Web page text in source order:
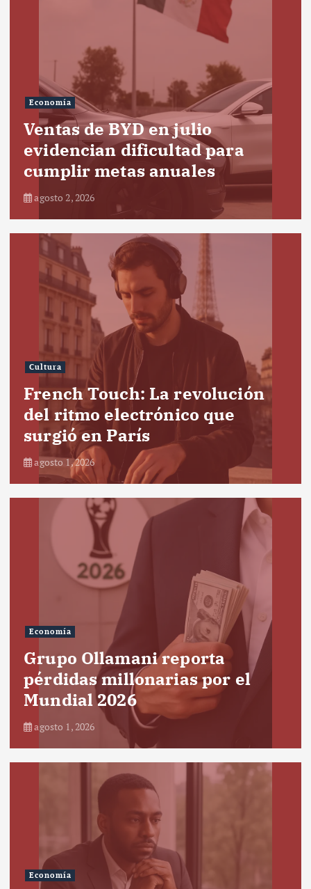
Economía
Ventas de BYD en julio
evidencian dificultad para
cumplir metas anuales
agosto 2, 2026
Cultura
French Touch: La revolución
del ritmo electrónico que
surgió en París
agosto 1, 2026
Economía
Grupo Ollamani reporta
pérdidas millonarias por el
Mundial 2026
agosto 1, 2026
Economía